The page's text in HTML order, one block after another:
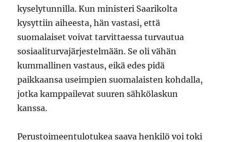
kyselytunnilla. Kun ministeri Saarikolta
kysyttiin aiheesta, hän vastasi, että
suomalaiset voivat tarvittaessa turvautua
sosiaaliturvajärjestelmään. Se oli vähän
kummallinen vastaus, eikä edes pidä
paikkaansa useimpien suomalaisten kohdalla,
jotka kamppailevat suuren sähkölaskun
kanssa.
Perustoimeentulotukea saava henkilö voi toki